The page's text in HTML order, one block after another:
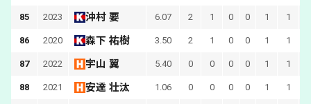
85 2023 沖村 要 6.07 2 1 0 0 1 1
86 2020 森下 祐樹 3.50 2 1 0 0 1 1
87 2022 宇山 翼 5.40 0 0 0 0 1 1
88 2021 安達 壮汰 1.06 0 0 0 0 1 1